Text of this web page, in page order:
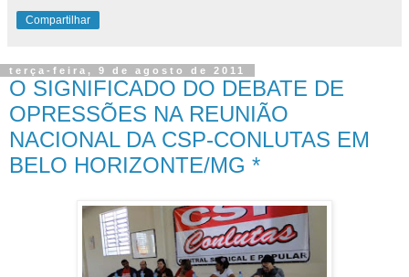
Compartilhar
terça-feira, 9 de agosto de 2011
O SIGNIFICADO DO DEBATE DE
OPRESSÕES NA REUNIÃO
NACIONAL DA CSP-CONLUTAS EM
BELO HORIZONTE/MG *